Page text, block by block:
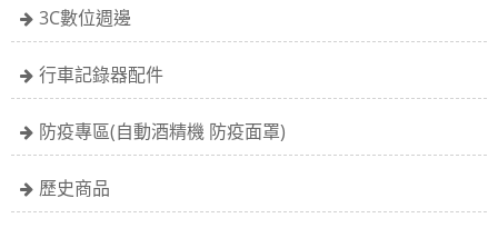
3C數位週邊
行車記錄器配件
防疫專區(自動酒精機 防疫面罩)
歷史商品